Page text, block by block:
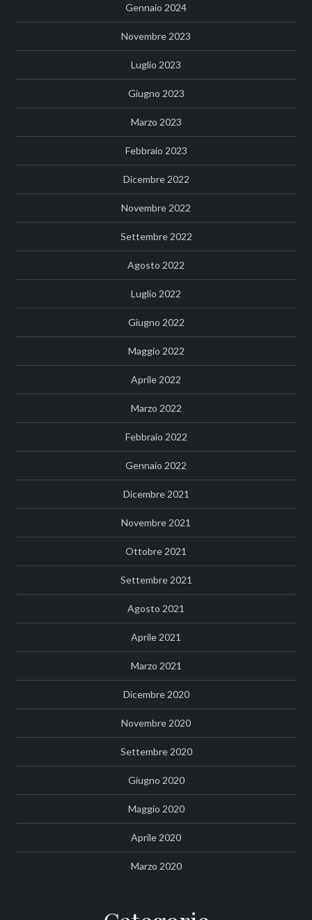
Gennaio 2024
Novembre 2023
Luglio 2023
Giugno 2023
Marzo 2023
Febbraio 2023
Dicembre 2022
Novembre 2022
Settembre 2022
Agosto 2022
Luglio 2022
Giugno 2022
Maggio 2022
Aprile 2022
Marzo 2022
Febbraio 2022
Gennaio 2022
Dicembre 2021
Novembre 2021
Ottobre 2021
Settembre 2021
Agosto 2021
Aprile 2021
Marzo 2021
Dicembre 2020
Novembre 2020
Settembre 2020
Giugno 2020
Maggio 2020
Aprile 2020
Marzo 2020